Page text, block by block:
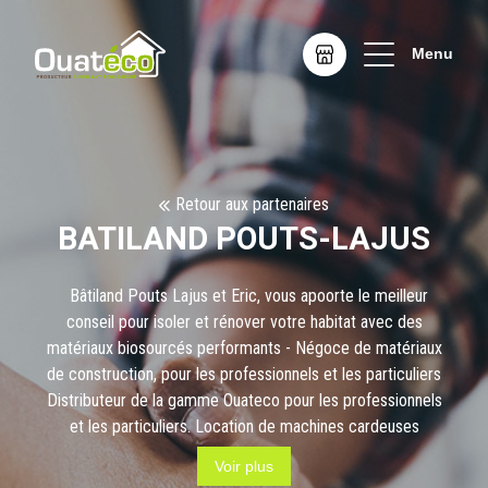
Menu
Retour aux partenaires
BATILAND POUTS-LAJUS
Bâtiland Pouts Lajus et Eric, vous apoorte le meilleur
conseil pour isoler et rénover votre habitat avec des
matériaux biosourcés performants - Négoce de matériaux
de construction, pour les professionnels et les particuliers
Distributeur de la gamme Ouateco pour les professionnels
et les particuliers. Location de machines cardeuses
souffleuses pour souffler laouate de cellulose
, sans
biocide, Ouateco, ou sans encre "Nature" mais également le
Voir plus